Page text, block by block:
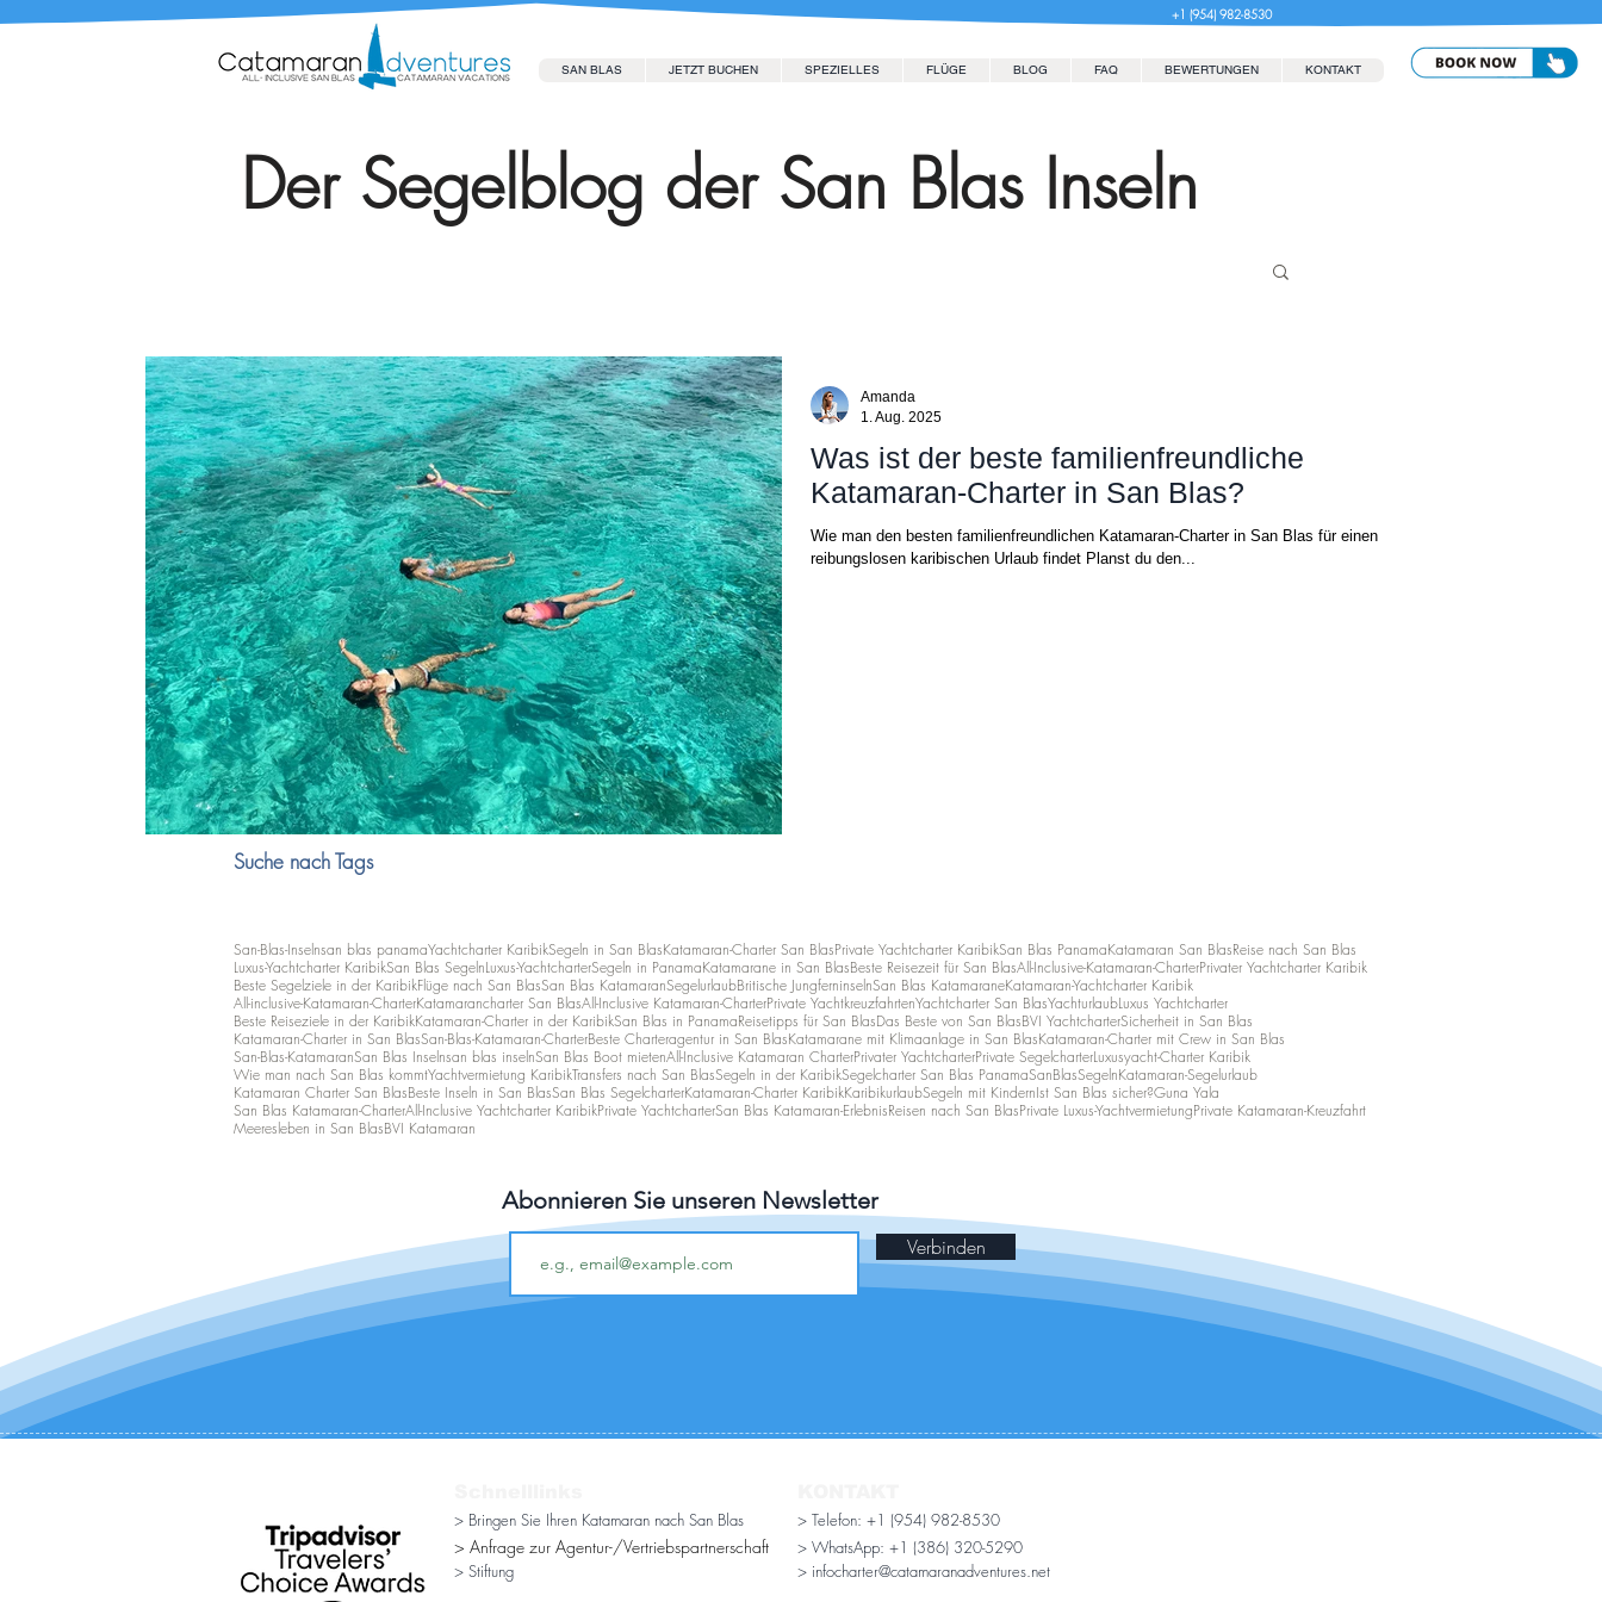
+1 (954) 982-8530
SAN BLAS JETZT BUCHEN SPEZIELLES FLÜGE BLOG FAQ BEWERTUNGEN KONTAKT
Der Segelblog der San Blas Inseln
Was ist der beste familienfreundliche
Katamaran-Charter in San Blas?
Wie man den besten familienfreundlichen Katamaran-Charter in San Blas für einen
reibungslosen karibischen Urlaub findet Planst du den...
Amanda
1. Aug. 2025
Suche nach Tags
San-Blas-Inselnsan blas panamaYachtcharter KaribikSegeln in San BlasKatamaran-Charter San BlasPrivate Yachtcharter KaribikSan Blas PanamaKatamaran San BlasReise nach San Blas
Luxus-Yachtcharter KaribikSan Blas SegelnLuxus-YachtcharterSegeln in PanamaKatamarane in San BlasBeste Reisezeit für San BlasAll-Inclusive-Katamaran-CharterPrivater Yachtcharter Karibik
Beste Segelziele in der KaribikFlüge nach San BlasSan Blas KatamaranSegelurlaubBritische JungferninselnSan Blas KatamaraneKatamaran-Yachtcharter Karibik
All-inclusive-Katamaran-CharterKatamarancharter San BlasAll-Inclusive Katamaran-CharterPrivate YachtkreuzfahrtenYachtcharter San BlasYachturlaubLuxus Yachtcharter
Beste Reiseziele in der KaribikKatamaran-Charter in der KaribikSan Blas in PanamaReisetipps für San BlasDas Beste von San BlasBVI YachtcharterSicherheit in San Blas
Katamaran-Charter in San BlasSan-Blas-Katamaran-CharterBeste Charteragentur in San BlasKatamarane mit Klimaanlage in San BlasKatamaran-Charter mit Crew in San Blas
San-Blas-KatamaranSan Blas Inselnsan blas inselnSan Blas Boot mietenAll-Inclusive Katamaran CharterPrivater YachtcharterPrivate SegelcharterLuxusyacht-Charter Karibik
Wie man nach San Blas kommtYachtvermietung KaribikTransfers nach San BlasSegeln in der KaribikSegelcharter San Blas PanamaSanBlasSegelnKatamaran-Segelurlaub
Katamaran Charter San BlasBeste Inseln in San BlasSan Blas SegelcharterKatamaran-Charter KaribikKaribikurlaubSegeln mit KindernIst San Blas sicher?Guna Yala
San Blas Katamaran-CharterAll-Inclusive Yachtcharter KaribikPrivate YachtcharterSan Blas Katamaran-ErlebnisReisen nach San BlasPrivate Luxus-YachtvermietungPrivate Katamaran-Kreuzfahrt
Meeresleben in San BlasBVI Katamaran
Abonnieren Sie unseren Newsletter
Verbinden
> Bringen Sie Ihren Katamaran nach San Blas
> Anfrage zur Agentur-/Vertriebspartnerschaft
> Stiftung
> Telefon: +1 (954) 982-8530
> WhatsApp: +1 (386) 320-5290
> infocharter@catamaranadventures.net